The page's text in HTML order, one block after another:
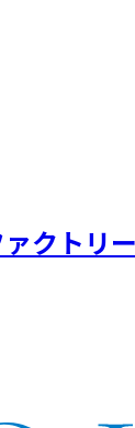
クトリ